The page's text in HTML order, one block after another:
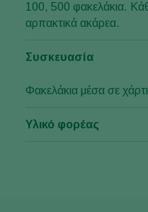
100, 500 φακελάκια.
αρπακτικά ακάρεα.
Συσκευασία
Φακελάκια μέσα σε
Υλικό φορέας